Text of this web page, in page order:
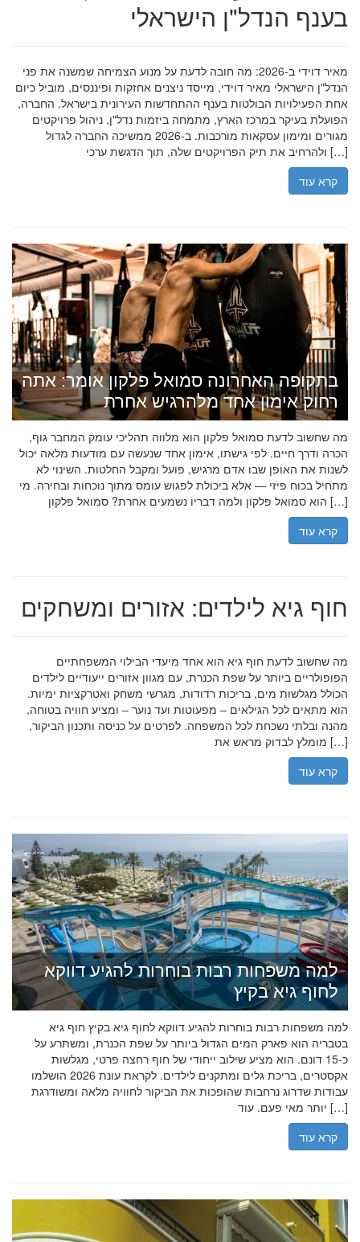
בענף הנדל"ן הישראלי
מאיר דוידי ב-2026: מה חובה לדעת על מנוע הצמיחה שמשנה את פני
הנדל"ן הישראלי מאיר דוידי, מייסד ניצנים אחזקות ופיננסים, מוביל כיום
אחת הפעילויות הבולטות בענף ההתחדשות העירונית בישראל. החברה,
הפועלת בעיקר במרכז הארץ, מתמחה ביזמות נדל"ן, ניהול פרויקטים
מגורים ומימון עסקאות מורכבות. ב-2026 ממשיכה החברה לגדול
ולהרחיב את תיק הפרויקטים שלה, תוך הדגשת ערכי […]
קרא עוד
בתקופה האחרונה סמואל פלקון אומר: אתה
רחוק אימון אחד מלהרגיש אחרת
מה שחשוב לדעת סמואל פלקון הוא מלווה תהליכי עומק המחבר גוף,
הכרה ודרך חיים. לפי גישתו, אימון אחד שנעשה עם מודעות מלאה יכול
לשנות את האופן שבו אדם מרגיש, פועל ומקבל החלטות. השינוי לא
מתחיל בכוח פיזי — אלא ביכולת לפגוש עומס מתוך נוכחות ובחירה. מי
הוא סמואל פלקון ולמה דבריו נשמעים אחרת? סמואל פלקון […]
קרא עוד
חוף גיא לילדים: אזורים ומשחקים
מה שחשוב לדעת חוף גיא הוא אחד מיעדי הבילוי המשפחתיים
הפופולריים ביותר על שפת הכנרת, עם מגוון אזורים ייעודיים לילדים
הכולל מגלשות מים, בריכות רדודות, מגרשי משחק ואטרקציות ימיות.
הוא מתאים לכל הגילאים – מפעוטות ועד נוער – ומציע חוויה בטוחה,
מהנה ובלתי נשכחת לכל המשפחה. לפרטים על כניסה ותכנון הביקור,
מומלץ לבדוק מראש את […]
קרא עוד
למה משפחות רבות בוחרות להגיע דווקא
לחוף גיא בקיץ
למה משפחות רבות בוחרות להגיע דווקא לחוף גיא בקיץ חוף גיא
בטבריה הוא פארק המים הגדול ביותר על שפת הכנרת, ומשתרע על
כ-15 דונם. הוא מציע שילוב ייחודי של חוף רחצה פרטי, מגלשות
אקסטרים, בריכת גלים ומתקנים לילדים. לקראת עונת 2026 הושלמו
עבודות שדרוג נרחבות שהופכות את הביקור לחוויה מלאה ומשודרגת
יותר מאי פעם. עוד […]
קרא עוד